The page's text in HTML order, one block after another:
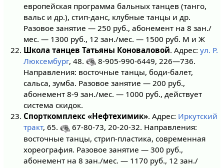
европейская программа бальных танцев (танго,
вальс и др.), стип-данс, клубные танцы и др.
Разовое занятие — 250 руб., абонемент на 8 зан./
мес. — 1300 руб., 12 зан./мес. — 1500 руб. М и Ж
Школа танцев Татьяны Коноваловой. Адрес: ул. Р.
Люксембург, 48.
8-905-990-6449, 226—736.
Направления: восточные танцы, боди-балет,
сальса, зумба. Разовое занятие — 200 руб.,
абонемент 8-9 зан./мес. — 1000 руб., действует
система скидок.
Спорткомплекс «Нефтехимик». Адрес: Иркутский
тракт, 65.
67-80-73, 20-20-32. Направления:
восточные танцы, стрип-пластика, современная
хореография. Разовое занятие — 300 руб.,
абонемент на 8 зан./мес. — 1170 руб., 12 зан./